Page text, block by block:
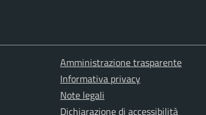
Amministrazione trasparente
Informativa privacy
Note legali
Dichiarazione di accessibilità